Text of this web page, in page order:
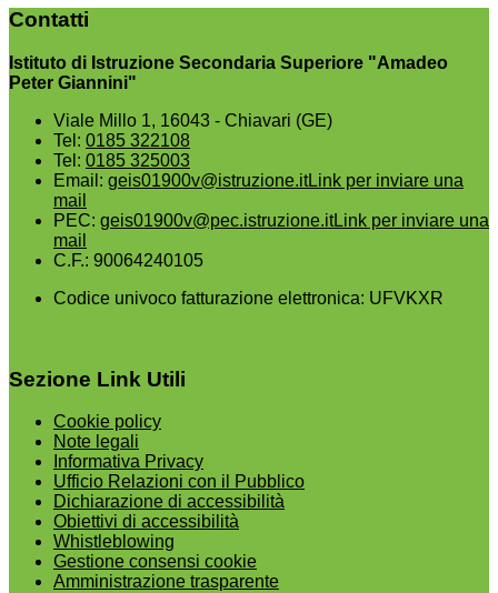
Contatti
Istituto di Istruzione Secondaria Superiore "Amadeo
Peter Giannini"
Viale Millo 1, 16043 - Chiavari (GE)
Tel: 0185 322108
Tel: 0185 325003
Email: geis01900v@istruzione.itLink per inviare una
mail
PEC: geis01900v@pec.istruzione.itLink per inviare una
mail
C.F.: 90064240105
Codice univoco fatturazione elettronica: UFVKXR
Sezione Link Utili
Cookie policy
Note legali
Informativa Privacy
Ufficio Relazioni con il Pubblico
Dichiarazione di accessibilità
Obiettivi di accessibilità
Whistleblowing
Gestione consensi cookie
Amministrazione trasparente